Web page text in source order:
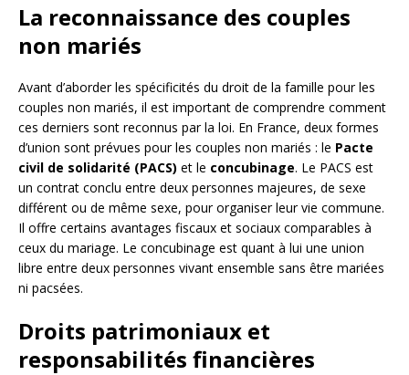
La reconnaissance des couples
non mariés
Avant d’aborder les spécificités du droit de la famille pour les
couples non mariés, il est important de comprendre comment
ces derniers sont reconnus par la loi. En France, deux formes
d’union sont prévues pour les couples non mariés : le Pacte
civil de solidarité (PACS) et le concubinage. Le PACS est
un contrat conclu entre deux personnes majeures, de sexe
différent ou de même sexe, pour organiser leur vie commune.
Il offre certains avantages fiscaux et sociaux comparables à
ceux du mariage. Le concubinage est quant à lui une union
libre entre deux personnes vivant ensemble sans être mariées
ni pacsées.
Droits patrimoniaux et
responsabilités financières